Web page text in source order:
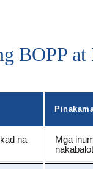
BOPP
na
Mga